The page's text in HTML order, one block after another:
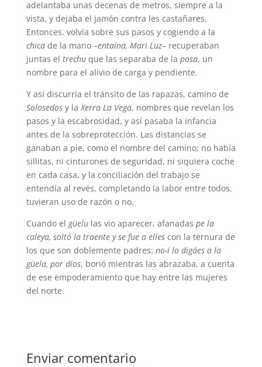
adelantaba unas decenas de metros, siempre a la
vista, y dejaba el jamón contra les castañares.
Entonces, volvía sobre sus pasos y cogiendo a la
chicade la mano –entaína, Mari Luz– recuperaban
juntas el trechuque las separaba de la posa, un
nombre para el alivio de carga y pendiente.
Y así discurría el tránsito de las rapazas, camino de
Solosedosy laXerra La Vega, nombres que revelan los
pasos y la escabrosidad, y así pasaba la infancia
antes de la sobreprotección. Las distancias se
ganaban a pie, como el nombre del camino; no había
sillitas, ni cinturones de seguridad, ni siquiera coche
en cada casa, y la conciliación del trabajo se
entendía al revés, completando la labor entre todos,
tuvieran uso de razón o no.
Cuando el güelulas vio aparecer, afanadas pe la
caleya, soltó la traente y se fue a ellescon la ternura de
los que son doblemente padres: no-i lo digáes a la
güela, por dios, borió mientras las abrazaba, a cuenta
de ese empoderamiento que hay entre las mujeres
del norte.
Enviar comentario